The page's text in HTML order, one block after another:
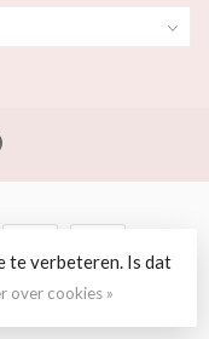
Schaap
te verbeteren. Is dat
over cookies »